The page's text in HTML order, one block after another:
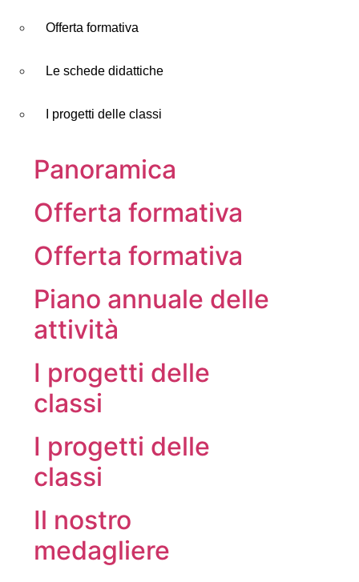
Offerta formativa
Le schede didattiche
I progetti delle classi
Panoramica
Offerta formativa
Offerta formativa
Piano annuale delle
attività
I progetti delle
classi
I progetti delle
classi
Il nostro
medagliere
Accesso riservato